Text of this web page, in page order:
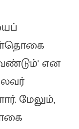
என
மேலும்,